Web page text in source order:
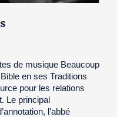
de musique Beaucoup
en ses Traditions
pour les relations
Le principal
l’abbé